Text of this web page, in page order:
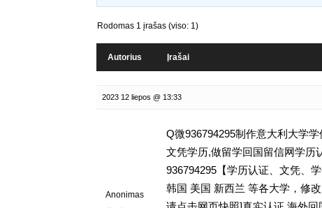
Rodomas 1 įrašas (viso: 1)
Autorius Įrašai
2023 12 liepos @ 13:33
Anonimas
Q微936794295制作意大利大学
文凭学历,做留学回国留信网学历
936794295【学历认证、文凭、
韩国 美国 新西兰 等各大学，修